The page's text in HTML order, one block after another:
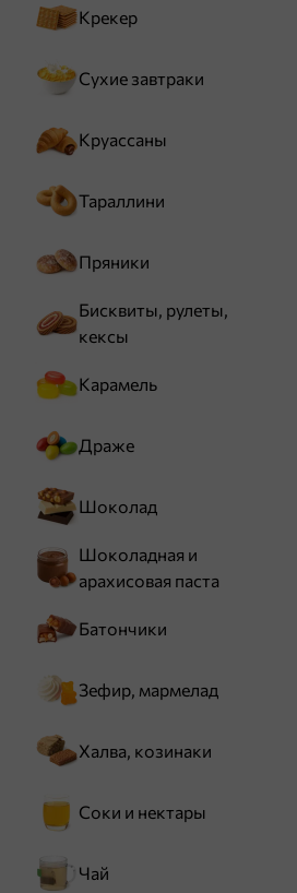
Крекер
Сухие завтраки
Круассаны
Тараллини
Пряники
Бисквиты, рулеты,
кексы
Карамель
Драже
Шоколад
Шоколадная и
арахисовая паста
Батончики
Зефир, мармелад
Халва, козинаки
Соки и нектары
Чай